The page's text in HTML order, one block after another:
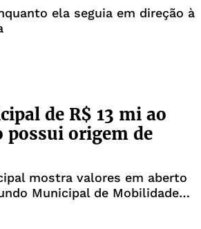
ela seguia em direção à
de R$ 13 mi ao
origem de
mostra valores em aberto
Municipal de Mobilidade